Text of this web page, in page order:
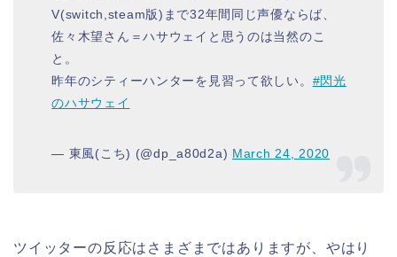
V(switch,steam版)まで32年間同じ声優ならば、
佐々木望さん＝ハサウェイと思うのは当然のこ
と。
昨年のシティーハンターを見習って欲しい。 #閃光
のハサウェイ
— 東風(こち) (@dp_a80d2a) March 24, 2020
ツイッターの反応はさまざまではありますが、やはり